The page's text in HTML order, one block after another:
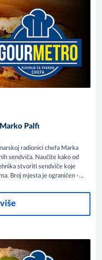
Palfi
radionici chefa Marka
sendviča. Naučite kako od
stvoriti sendviče koje
Broj mjesta je ograničen -